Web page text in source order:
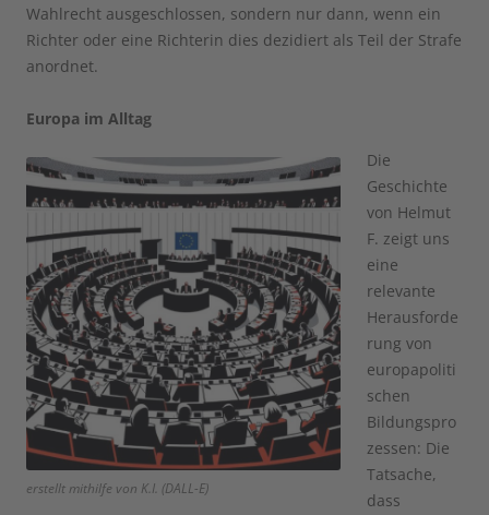
Wahlrecht ausgeschlossen, sondern nur dann, wenn ein
Richter oder eine Richterin dies dezidiert als Teil der Strafe
anordnet.
Europa im Alltag
erstellt mithilfe von K.I. (DALL-E)
Die
Geschichte
von Helmut
F. zeigt uns
eine
relevante
Herausforde
rung von
europapoliti
schen
Bildungspro
zessen: Die
Tatsache,
dass